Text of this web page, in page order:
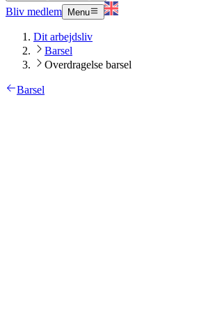
Bliv medlem
Menu
Dit arbejdsliv
Barsel
Overdragelse barsel
Barsel